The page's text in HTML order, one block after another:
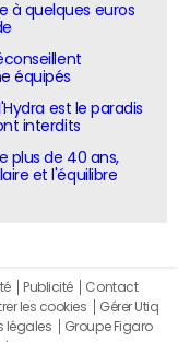
à quelques euros
équipés
est le paradis
interdits
plus de 40 ans,
et l'équilibre
Publicité
Contact
les cookies
Gérer Utiq
légales
Groupe Figaro